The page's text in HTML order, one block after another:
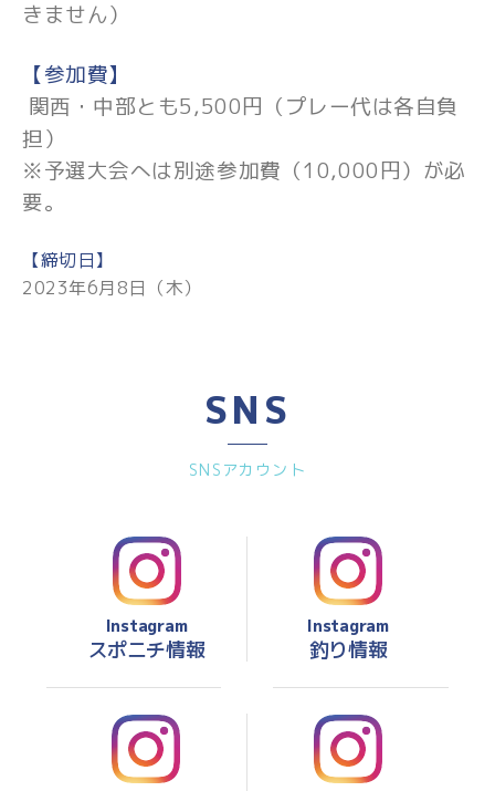
きません）
【参加費】
関西・中部とも5,500円（プレー代は各自負
担）
※予選大会へは別途参加費（10,000円）が必
要。
【締切日】
2023年6月8日（木）
SNS
SNSアカウント
Instagram
スポニチ情報
Instagram
釣り情報